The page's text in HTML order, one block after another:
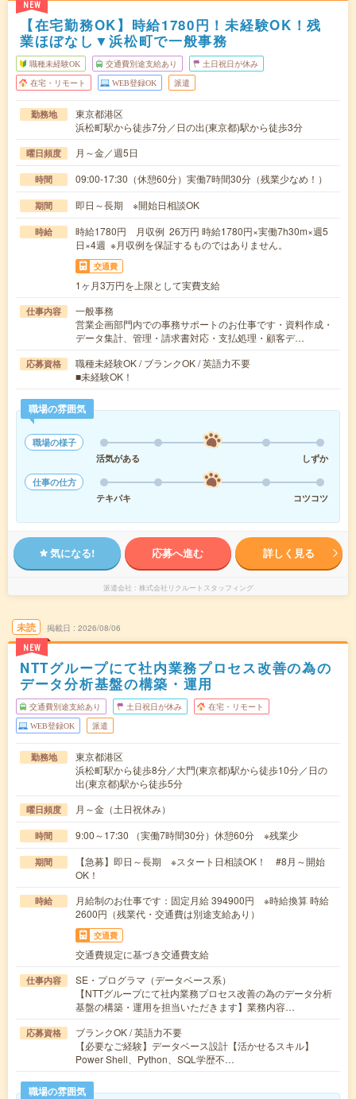
NEW
【在宅勤務OK】時給1780円！未経験OK！残
業ほぼなし▼浜松町で一般事務
職種未経験OK 交通費別途支給あり 土日祝日が休み
在宅・リモート WEB登録OK 派遣
勤務地
東京都港区
浜松町駅から徒歩7分／日の出(東京都)駅から徒歩3分
曜日頻度 月～金／週5日
時間 09:00-17:30（休憩60分）実働7時間30分（残業少なめ！）
期間 即日～長期 ※開始日相談OK
時給
時給1780円 月収例 26万円 時給1780円×実働7h30m×週5
日×4週 ※月収例を保証するものではありません。
交通費
1ヶ月3万円を上限として実費支給
仕事内容
一般事務
営業企画部門内での事務サポートのお仕事です・資料作成・
データ集計、管理・請求書対応・支払処理・顧客デ…
応募資格
職種未経験OK / ブランクOK / 英語力不要
■未経験OK！
職場の雰囲気
職場の様子
活気がある
しずか
仕事の仕方
テキパキ
コツコツ
気になる! 応募へ進む 詳しく見る
派遣会社 株式会社リクルートスタッフィング
未読
NEW
掲載日 2026/08/06
NTTグループにて社内業務プロセス改善の為の
データ分析基盤の構築・運用
交通費別途支給あり 土日祝日が休み 在宅・リモート
WEB登録OK 派遣
勤務地
東京都港区
浜松町駅から徒歩8分／大門(東京都)駅から徒歩10分／日の
出(東京都)駅から徒歩5分
曜日頻度 月～金（土日祝休み）
時間 9:00～17:30 （実働7時間30分）休憩60分 ※残業少
期間
【急募】即日～長期 ※スタート日相談OK！ #8月～開始
OK！
時給
月給制のお仕事です：固定月給 394900円 ※時給換算 時給
2600円（残業代・交通費は別途支給あり）
交通費
交通費規定に基づき交通費支給
仕事内容
SE・プログラマ（データベース系）
【NTTグループにて社内業務プロセス改善の為のデータ分析
基盤の構築・運用を担当いただきます】業務内容…
応募資格
ブランクOK / 英語力不要
【必要なご経験】データベース設計【活かせるスキル】
Power Shell、Python、SQL学歴不…
職場の雰囲気